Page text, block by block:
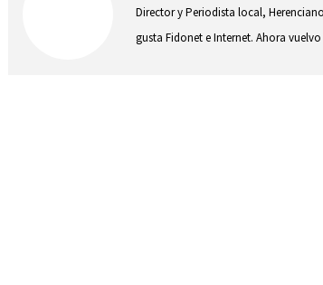
Director y Periodista local,
gusta Fidonet e Internet. Ahora